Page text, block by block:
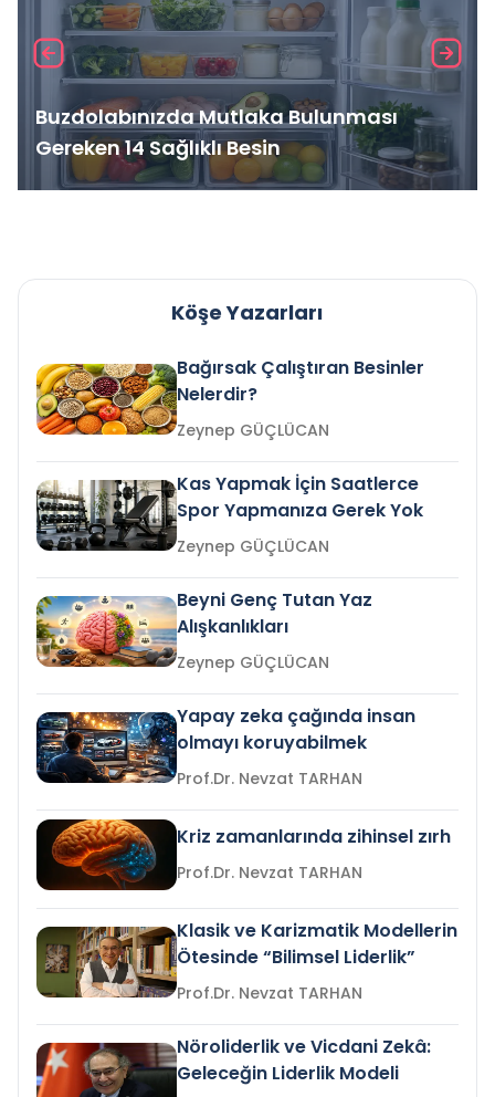
Buzdolabınızda Mutlaka Bulunması
Gereken 14 Sağlıklı Besin
Köşe Yazarları
Bağırsak Çalıştıran Besinler
Nelerdir?
Zeynep GÜÇLÜCAN
Kas Yapmak İçin Saatlerce
Spor Yapmanıza Gerek Yok
Zeynep GÜÇLÜCAN
Beyni Genç Tutan Yaz
Alışkanlıkları
Zeynep GÜÇLÜCAN
Yapay zeka çağında insan
olmayı koruyabilmek
Prof.Dr. Nevzat TARHAN
Kriz zamanlarında zihinsel zırh
Prof.Dr. Nevzat TARHAN
Klasik ve Karizmatik Modellerin
Ötesinde “Bilimsel Liderlik”
Prof.Dr. Nevzat TARHAN
Nöroliderlik ve Vicdani Zekâ:
Geleceğin Liderlik Modeli